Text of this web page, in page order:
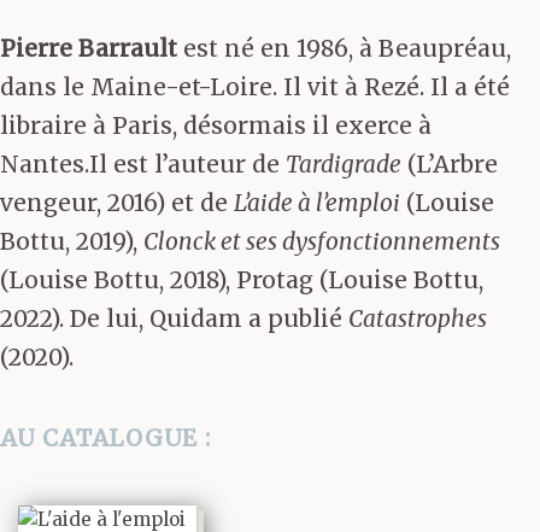
Pierre Barrault est né en 1986, à Beaupréau,
dans le Maine-et-Loire. Il vit à Rezé. Il a été
libraire à Paris, désormais il exerce à
Nantes.Il est l’auteur de Tardigrade (L’Arbre
vengeur, 2016) et de L’aide à l’emploi (Louise
Bottu, 2019), Clonck et ses dysfonctionnements
(Louise Bottu, 2018), Protag (Louise Bottu,
2022). De lui, Quidam a publié Catastrophes
(2020).
AU CATALOGUE :